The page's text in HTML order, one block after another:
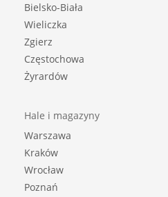
Bielsko-Biała
Wieliczka
Zgierz
Częstochowa
Żyrardów
Hale i magazyny
Warszawa
Kraków
Wrocław
Poznań